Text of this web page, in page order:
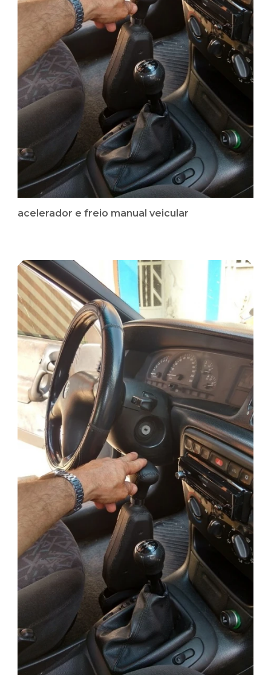
acelerador e freio manual veicular